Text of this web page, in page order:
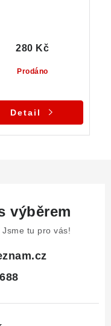
Prodáno
280 Kč
Detail
výběrem
tu pro vás!